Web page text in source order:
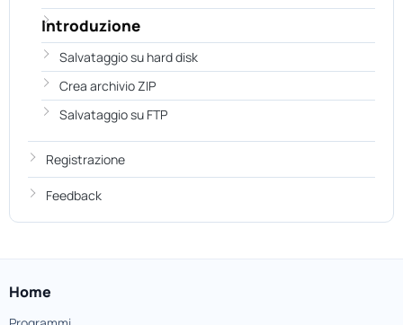
Introduzione
Salvataggio su hard disk
Crea archivio ZIP
Salvataggio su FTP
Registrazione
Feedback
Home